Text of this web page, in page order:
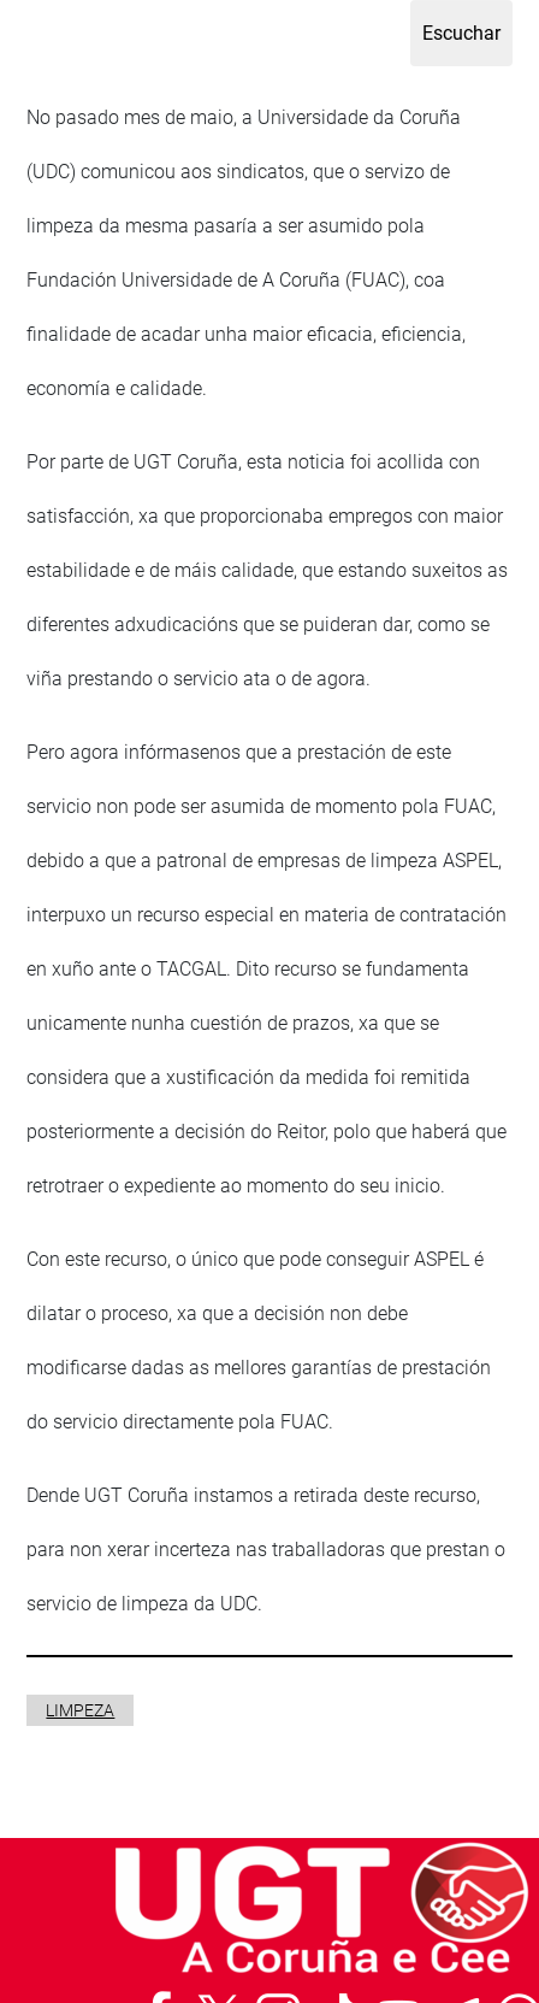
No pasado mes de maio, a Universidade da Coruña
(UDC) comunicou aos sindicatos, que o servizo de
limpeza da mesma pasaría a ser asumido pola
Fundación Universidade de A Coruña (FUAC), coa
finalidade de acadar unha maior eficacia, eficiencia,
economía e calidade.
Por parte de UGT Coruña, esta noticia foi acollida con
satisfacción, xa que proporcionaba empregos con maior
estabilidade e de máis calidade, que estando suxeitos as
diferentes adxudicacións que se puideran dar, como se
viña prestando o servicio ata o de agora.
Pero agora infórmasenos que a prestación de este
servicio non pode ser asumida de momento pola FUAC,
debido a que a patronal de empresas de limpeza ASPEL,
interpuxo un recurso especial en materia de contratación
en xuño ante o TACGAL. Dito recurso se fundamenta
unicamente nunha cuestión de prazos, xa que se
considera que a xustificación da medida foi remitida
posteriormente a decisión do Reitor, polo que haberá que
retrotraer o expediente ao momento do seu inicio.
Con este recurso, o único que pode conseguir ASPEL é
dilatar o proceso, xa que a decisión non debe
modificarse dadas as mellores garantías de prestación
do servicio directamente pola FUAC.
Dende UGT Coruña instamos a retirada deste recurso,
para non xerar incerteza nas traballadoras que prestan o
servicio de limpeza da UDC.
LIMPEZA